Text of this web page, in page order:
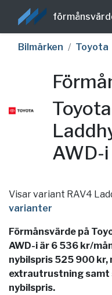
Bilmärken Toyota
AWD-i
Visar variant RAV4
varianter
Förmånsvärde på
AWD-i är 6 536 kr/
nybilspris 525 900
extrautrustning
nybilspris.